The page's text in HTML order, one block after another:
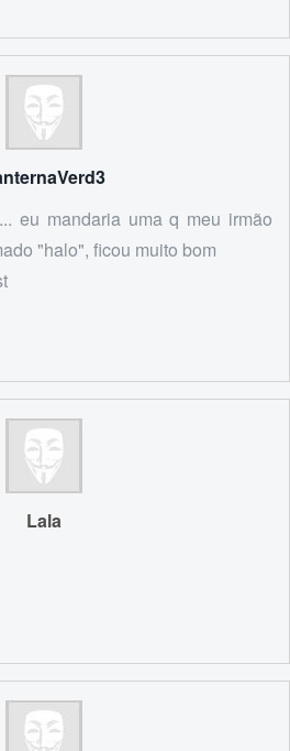
eu mandaria uma q meu irmão
"halo", ficou muito bom
Lala